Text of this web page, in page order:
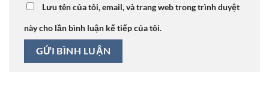
Lưu tên của tôi, email, và trang web trong trình duyệt
này cho lần bình luận kế tiếp của tôi.